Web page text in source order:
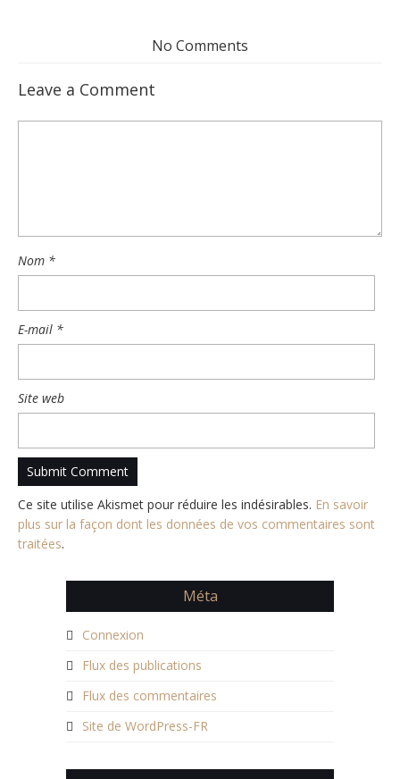
No Comments
Leave a Comment
Nom *
E-mail *
Site web
Ce site utilise Akismet pour réduire les indésirables. En savoir
plus sur la façon dont les données de vos commentaires sont
traitées.
Méta
Connexion
Flux des publications
Flux des commentaires
Site de WordPress-FR